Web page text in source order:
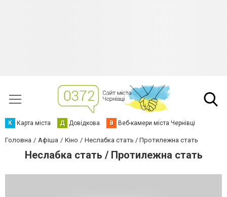
К Карта міста Д Довідкова В Веб-камери міста Чернівці
Головна Афіша Кіно Неслабка стать / Протилежна стать
Неслабка стать / Протилежна стать